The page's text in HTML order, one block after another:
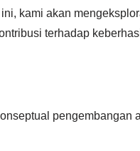
kami akan
terhadap
pengembangan